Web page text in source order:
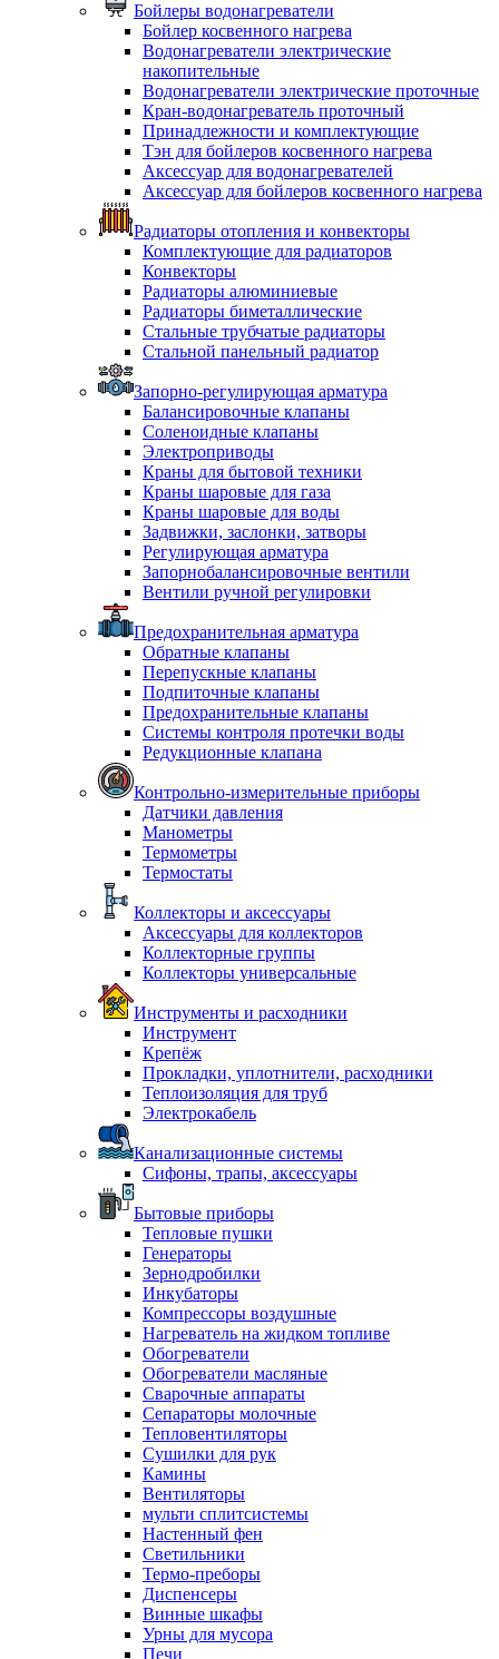
Бойлеры водонагреватели
Бойлер косвенного нагрева
Водонагреватели электрические
накопительные
Водонагреватели электрические проточные
Кран-водонагреватель проточный
Принадлежности и комплектующие
Тэн для бойлеров косвенного нагрева
Аксессуар для водонагревателей
Аксессуар для бойлеров косвенного нагрева
Радиаторы отопления и конвекторы
Комплектующие для радиаторов
Конвекторы
Радиаторы алюминиевые
Радиаторы биметаллические
Стальные трубчатые радиаторы
Стальной панельный радиатор
Запорно-регулирующая арматура
Балансировочные клапаны
Соленоидные клапаны
Электроприводы
Краны для бытовой техники
Краны шаровые для газа
Краны шаровые для воды
Задвижки, заслонки, затворы
Регулирующая арматура
Запорнобалансировочные вентили
Вентили ручной регулировки
Предохранительная арматура
Обратные клапаны
Перепускные клапаны
Подпиточные клапаны
Предохранительные клапаны
Системы контроля протечки воды
Редукционные клапана
Контрольно-измерительные приборы
Датчики давления
Манометры
Термометры
Термостаты
Коллекторы и аксессуары
Аксессуары для коллекторов
Коллекторные группы
Коллекторы универсальные
Инструменты и расходники
Инструмент
Крепёж
Прокладки, уплотнители, расходники
Теплоизоляция для труб
Электрокабель
Канализационные системы
Сифоны, трапы, аксессуары
Бытовые приборы
Тепловые пушки
Генераторы
Зернодробилки
Инкубаторы
Компрессоры воздушные
Нагреватель на жидком топливе
Обогреватели
Обогреватели масляные
Сварочные аппараты
Сепараторы молочные
Тепловентиляторы
Сушилки для рук
Камины
Вентиляторы
мульти сплитсистемы
Настенный фен
Светильники
Термо-преборы
Диспенсеры
Винные шкафы
Урны для мусора
Печи